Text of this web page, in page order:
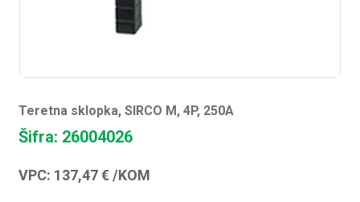
Teretna sklopka, SIRCO M, 4P, 250A
Šifra: 26004026
VPC: 137,47€ /KOM